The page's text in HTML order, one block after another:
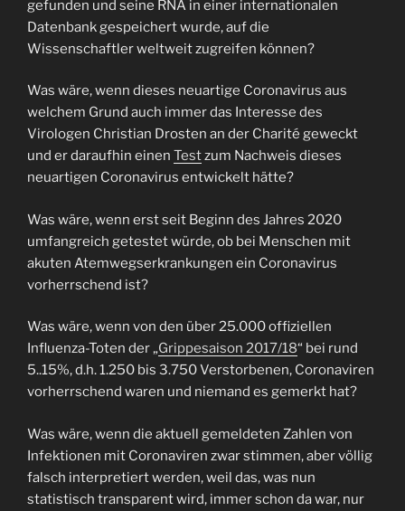
gefunden und seine RNA in einer internationalen
Datenbank gespeichert wurde, auf die
Wissenschaftler weltweit zugreifen können?
Was wäre, wenn dieses neuartige Coronavirus aus
welchem Grund auch immer das Interesse des
Virologen Christian Drosten an der Charité geweckt
und er daraufhin einen Testzum Nachweis dieses
neuartigen Coronavirus entwickelt hätte?
Was wäre, wenn erst seit Beginn des Jahres 2020
umfangreich getestet würde, ob bei Menschen mit
akuten Atemwegserkrankungen ein Coronavirus
vorherrschend ist?
Was wäre, wenn von den über 25.000 offiziellen
Influenza-Toten der „Grippesaison 2017/18“ bei rund
5..15%, d.h. 1.250 bis 3.750 Verstorbenen, Coronaviren
vorherrschend waren und niemand es gemerkt hat?
Was wäre, wenn die aktuell gemeldeten Zahlen von
Infektionen mit Coronaviren zwar stimmen, aber völlig
falsch interpretiert werden, weil das, was nun
statistisch transparent wird, immer schon da war, nur